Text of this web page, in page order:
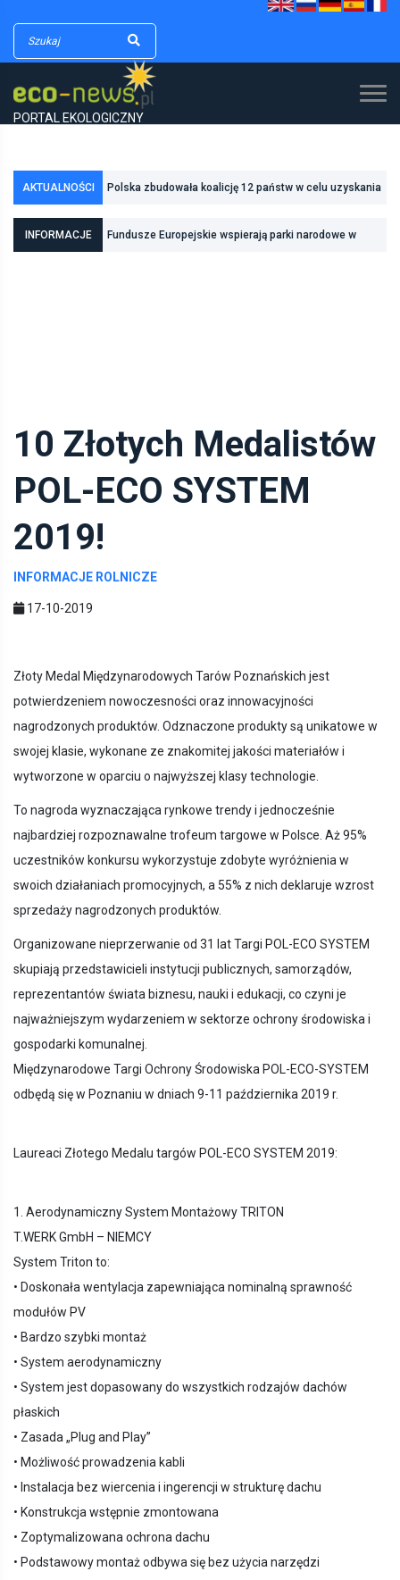
PORTAL EKOLOGICZNY
AKTUALNOŚCI
Poznań zwiększa odporność na zmiany klimatu dzięki
inwestycjom w zielono-niebieską infrastrukturę
dodatkowych środków na inwestycje w transformację
INFORMACJE Fundusze Europejskie wspierają parki narodowe w
10 Złotych Medalistów
POL-ECO SYSTEM
2019!
INFORMACJE ROLNICZE
17-10-2019
Złoty Medal Międzynarodowych Tarów Poznańskich jest
potwierdzeniem nowoczesności oraz innowacyjności
nagrodzonych produktów. Odznaczone produkty są unikatowe w
swojej klasie, wykonane ze znakomitej jakości materiałów i
wytworzone w oparciu o najwyższej klasy technologie.
To nagroda wyznaczająca rynkowe trendy i jednocześnie
najbardziej rozpoznawalne trofeum targowe w Polsce. Aż 95%
uczestników konkursu wykorzystuje zdobyte wyróżnienia w
swoich działaniach promocyjnych, a 55% z nich deklaruje wzrost
sprzedaży nagrodzonych produktów.
Organizowane nieprzerwanie od 31 lat Targi POL-ECO SYSTEM
skupiają przedstawicieli instytucji publicznych, samorządów,
reprezentantów świata biznesu, nauki i edukacji, co czyni je
najważniejszym wydarzeniem w sektorze ochrony środowiska i
gospodarki komunalnej.
Międzynarodowe Targi Ochrony Środowiska POL-ECO-SYSTEM
odbędą się w Poznaniu w dniach 9-11 października 2019 r.
Laureaci Złotego Medalu targów POL-ECO SYSTEM 2019:
1. Aerodynamiczny System Montażowy TRITON
T.WERK GmbH – NIEMCY
System Triton to:
• Doskonała wentylacja zapewniająca nominalną sprawność
modułów PV
• Bardzo szybki montaż
• System aerodynamiczny
• System jest dopasowany do wszystkich rodzajów dachów
płaskich
• Zasada „Plug and Play”
• Możliwość prowadzenia kabli
• Instalacja bez wiercenia i ingerencji w strukturę dachu
• Konstrukcja wstępnie zmontowana
• Zoptymalizowana ochrona dachu
• Podstawowy montaż odbywa się bez użycia narzędzi